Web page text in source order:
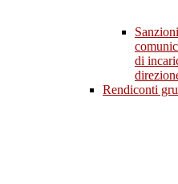
di
Rendiconti